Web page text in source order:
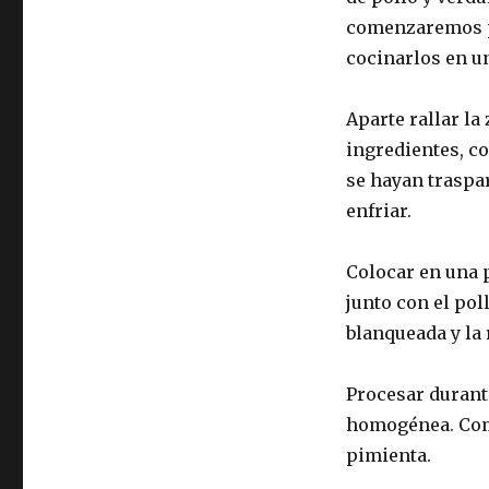
comenzaremos
cocinarlos en
Aparte rallar la
ingredientes,
se hayan
enfriar.
Colocar en una
junto con el
blanqueada y la
Procesar
homogénea.
pimienta.